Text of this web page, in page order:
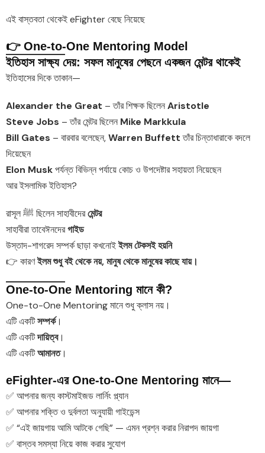
এই বাস্তবতা থেকেই eFighter বেছে নিয়েছে
👉 One-to-One Mentoring Model
ইতিহাস সাক্ষ্য দেয়: সফল মানুষের পেছনে একজন মেন্টর থাকেই
ইতিহাসের দিকে তাকান—
Alexander the Great – তাঁর শিক্ষক ছিলেনAristotle
Steve Jobs – তাঁর মেন্টর ছিলেন Mike Markkula
Bill Gates – বারবার বলেছেন,Warren Buffettতাঁর চিন্তাধারাকে বদলে
দিয়েছেন
Elon Muskপর্যন্ত বিভিন্ন পর্যায়ে কোচ ও উপদেষ্টার সহায়তা নিয়েছেন
আর ইসলামিক ইতিহাস?
রাসূল ﷺ ছিলেন সাহাবীদেরমেন্টর
সাহাবীরা তাবেঈনদেরগাইড
উস্তাদ-শাগরেদ সম্পর্ক ছাড়া কখনোইইলম টেকসই হয়নি
👉 কারণইলম শুধু বই থেকে নয়, মানুষ থেকে মানুষের কাছে যায়।
One-to-One Mentoring মানে কী?
One-to-One Mentoring মানে শুধু ক্লাস নয়।
এটি একটিসম্পর্ক।
এটি একটিদায়িত্ব।
এটি একটিআমানত।
eFighter-এর One-to-One Mentoring মানে—
✅ আপনার জন্য কাস্টমাইজড লার্নিং প্ল্যান
✅ আপনার শক্তি ও দুর্বলতা অনুযায়ী গাইডেন্স
✅ “এই জায়গায় আমি আটকে গেছি” — এমন প্রশ্ন করার নিরাপদ জায়গা
✅ বাস্তব সমস্যা নিয়ে কাজ করার সুযোগ